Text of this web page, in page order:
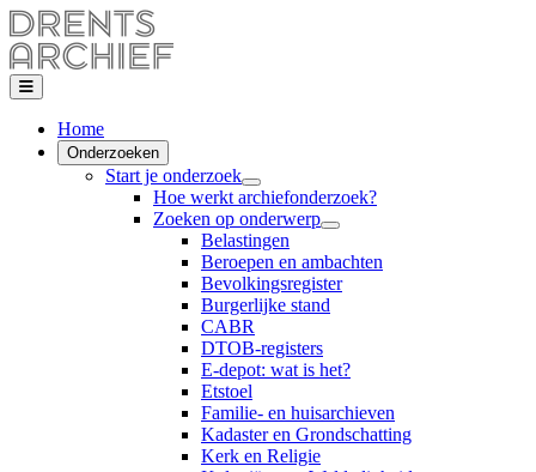
Home
Onderzoeken
Start je onderzoek
Hoe werkt archiefonderzoek?
Zoeken op onderwerp
Belastingen
Beroepen en ambachten
Bevolkingsregister
Burgerlijke stand
CABR
DTOB-registers
E-depot: wat is het?
Etstoel
Familie- en huisarchieven
Kadaster en Grondschatting
Kerk en Religie